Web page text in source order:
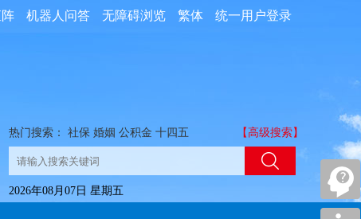
统一用户登录
繁体
无障碍浏览
机器人问答
热门搜索： 社保 婚姻 公积金 十四五 【高级搜索】
2026年08月07日 星期五